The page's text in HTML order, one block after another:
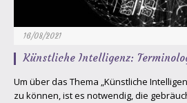
16/08/2021
Künstliche Intelligenz:
Um über das Thema „Künstliche
zu können, ist es notwendig, die